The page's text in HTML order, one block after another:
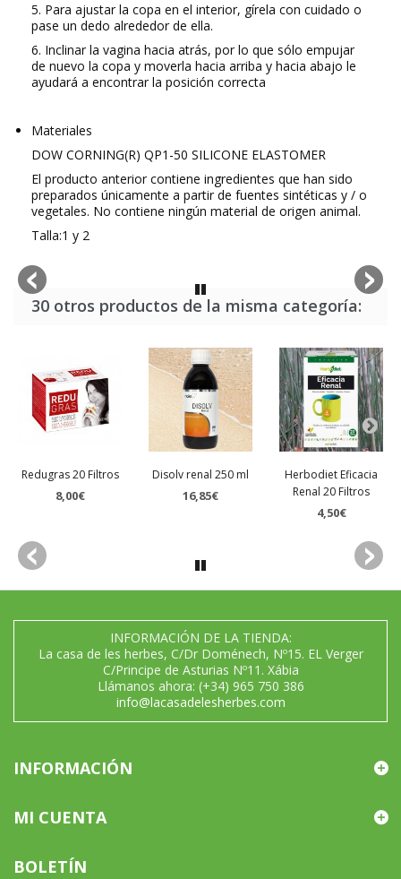
5. Para ajustar la copa en el interior, gírela con cuidado o
pase un dedo alrededor de ella.
6. Inclinar la vagina hacia atrás, por lo que sólo empujar
de nuevo la copa y moverla hacia arriba y hacia abajo le
ayudará a encontrar la posición correcta
Materiales
DOW CORNING(R) QP1-50 SILICONE ELASTOMER
El producto anterior contiene ingredientes que han sido
preparados únicamente a partir de fuentes sintéticas y / o
vegetales. No contiene ningún material de origen animal.
Talla:1 y 2
30 otros productos de la misma categoría:
Redugras 20 Filtros
8,00€
Disolv renal 250 ml
16,85€
Herbodiet Eficacia
Renal 20 Filtros
4,50€
INFORMACIÓN DE LA TIENDA:
La casa de les herbes, C/Dr Doménech, Nº15. EL Verger
C/Principe de Asturias Nº11. Xábia
Llámanos ahora: (+34) 965 750 386
info@lacasadelesherbes.com
INFORMACIÓN
MI CUENTA
BOLETÍN